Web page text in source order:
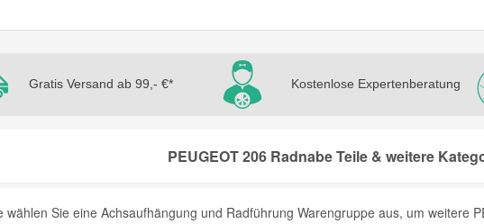
Gratis Versand ab 99,- €* Kostenlose Expertenberatung
PEUGEOT 206 Radnabe Teile & weitere
wählen Sie eine Achsaufhängung und Radführung Warengruppe aus, um weitere